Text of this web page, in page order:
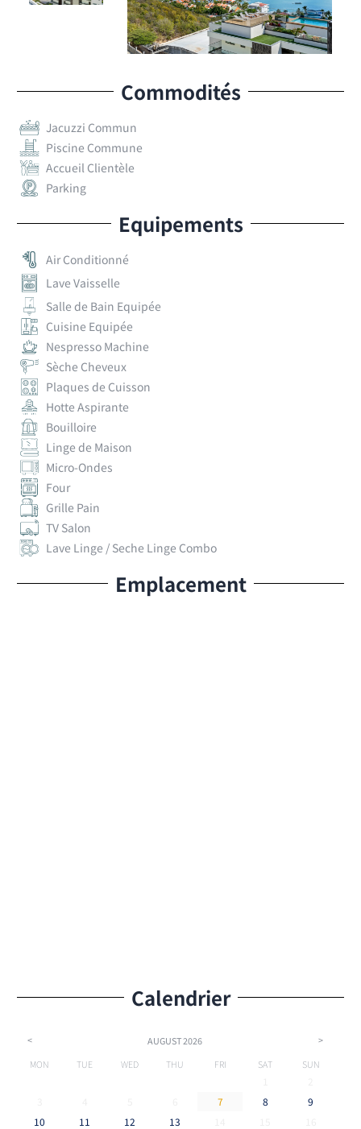
Commodités
Jacuzzi Commun
Piscine Commune
Accueil Clientèle
Parking
Equipements
Air Conditionné
Lave Vaisselle
Salle de Bain Equipée
Cuisine Equipée
Nespresso Machine
Sèche Cheveux
Plaques de Cuisson
Hotte Aspirante
Bouilloire
Linge de Maison
Micro-Ondes
Four
Grille Pain
TV Salon
Lave Linge / Seche Linge Combo
Emplacement
Calendrier
< AUGUST2026
>
MON
TUE WED THU FRI SAT SUN
7 8
9
10
11 12 13